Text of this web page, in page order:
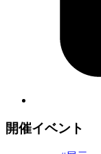
開催イベント